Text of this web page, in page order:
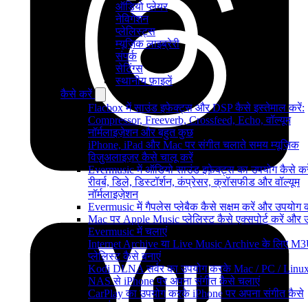
ऑडियो प्लेयर
नेविगेशन
प्लेलिस्ट्स
म्यूज़िक लाइब्रेरी
संपर्क
सेटिंग्स
स्थानीय फ़ाइलें
कैसे करें
Flacbox में साउंड इफेक्ट्स और DSP कैसे इस्तेमाल करें:
Compressor, Freeverb, Crossfeed, Echo, वॉल्यूम
नॉर्मलाइज़ेशन और बहुत कुछ
iPhone, iPad और Mac पर संगीत चलाते समय म्यूज़िक
विज़ुअलाइज़र कैसे चालू करें
Evermusic में ऑडियो साउंड इफ़ेक्ट्स का उपयोग कैसे
रीवर्ब, डिले, डिस्टॉर्शन, कंप्रेसर, क्रॉसफीड और वॉल्यूम
नॉर्मलाइज़ेशन
Evermusic में गैपलेस प्लेबैक कैसे सक्षम करें और उपयोग
Mac पर Apple Music प्लेलिस्ट कैसे एक्सपोर्ट करें और
Evermusic में चलाएं
Internet Archive या Live Music Archive के लिए
प्लेलिस्ट कैसे बनाएं
Kodi DLNA सर्वर का उपयोग करके Mac / PC /
NAS से iPhone पर अपना संगीत कैसे चलाएं
CarPlay का उपयोग करके iPhone पर अपना संगीत कैसे